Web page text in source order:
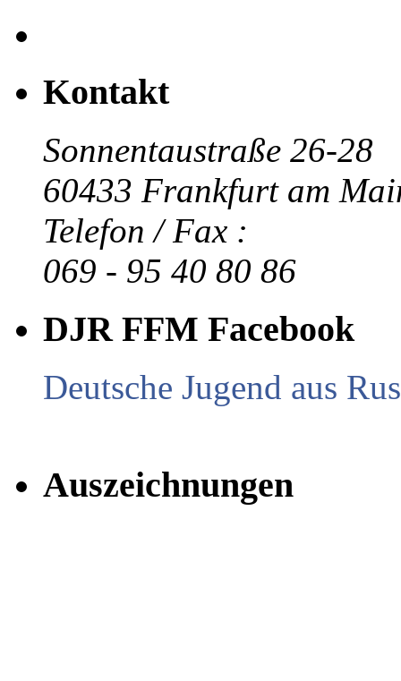
Kontakt
Sonnentaustraße 26-28
60433 Frankfurt am
Telefon / Fax :
069 - 95 40 80 86
DJR FFM Facebook
Deutsche Jugend aus
Auszeichnungen